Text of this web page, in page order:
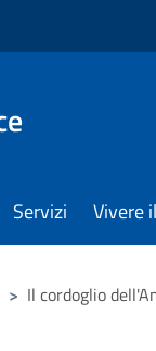
Servizi Vivere
> Il cordoglio